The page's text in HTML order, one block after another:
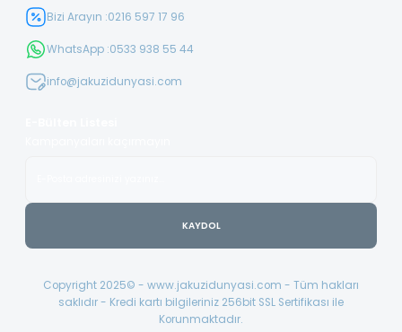
Bizi Arayın :0216 597 17 96
WhatsApp :0533 938 55 44
info@jakuzidunyasi.com
KAYDOL
Copyright 2025© - www.jakuzidunyasi.com - Tüm hakları
saklıdır - Kredi kartı bilgileriniz 256bit SSL Sertifikası ile
Korunmaktadır.